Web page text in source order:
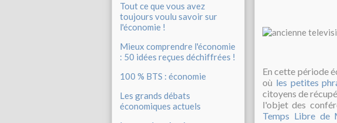
Tout ce que vous avez
toujours voulu savoir sur
l'économie !
Mieux comprendre l'économie
: 50 idées reçues déchiffrées !
100 % BTS : économie
Les grands débats
économiques actuels
En cette période
où les petites
citoyens de
l'objet des
Temps Libre de